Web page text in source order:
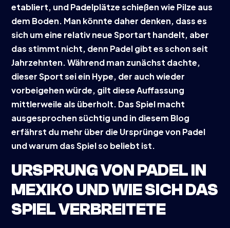
etabliert, und Padelplätze schießen wie Pilze aus
dem Boden. Man könnte daher denken, dass es
sich um eine relativ neue Sportart handelt, aber
das stimmt nicht, denn Padel gibt es schon seit
Jahrzehnten. Während man zunächst dachte,
dieser Sport sei ein Hype, der auch wieder
vorbeigehen würde, gilt diese Auffassung
mittlerweile als überholt. Das Spiel macht
ausgesprochen süchtig und in diesem Blog
erfährst du mehr über die Ursprünge von Padel
und warum das Spiel so beliebt ist.
URSPRUNG VON PADEL IN
MEXIKO UND WIE SICH DAS
SPIEL VERBREITETE